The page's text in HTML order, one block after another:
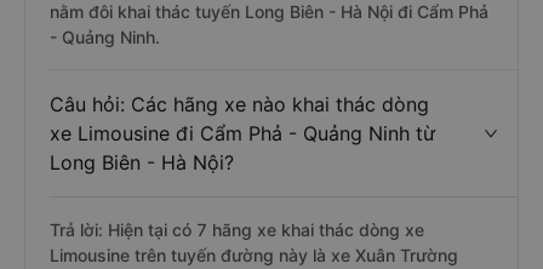
nằm đôi khai thác tuyến Long Biên - Hà Nội đi Cẩm Phả
- Quảng Ninh.
Câu hỏi: Các hãng xe nào khai thác dòng
xe Limousine đi Cẩm Phả - Quảng Ninh từ
Long Biên - Hà Nội?
Trả lời: Hiện tại có 7 hãng xe khai thác dòng xe
Limousine trên tuyến đường này là xe Xuân Trường